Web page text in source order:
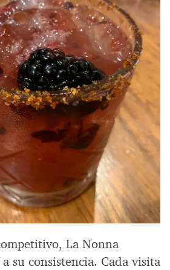
La Nonna
su consistencia. Cada visita